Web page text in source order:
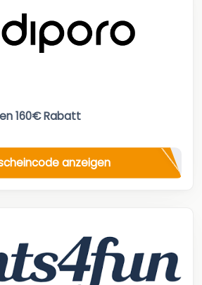
160€ Rabatt
anzeigen